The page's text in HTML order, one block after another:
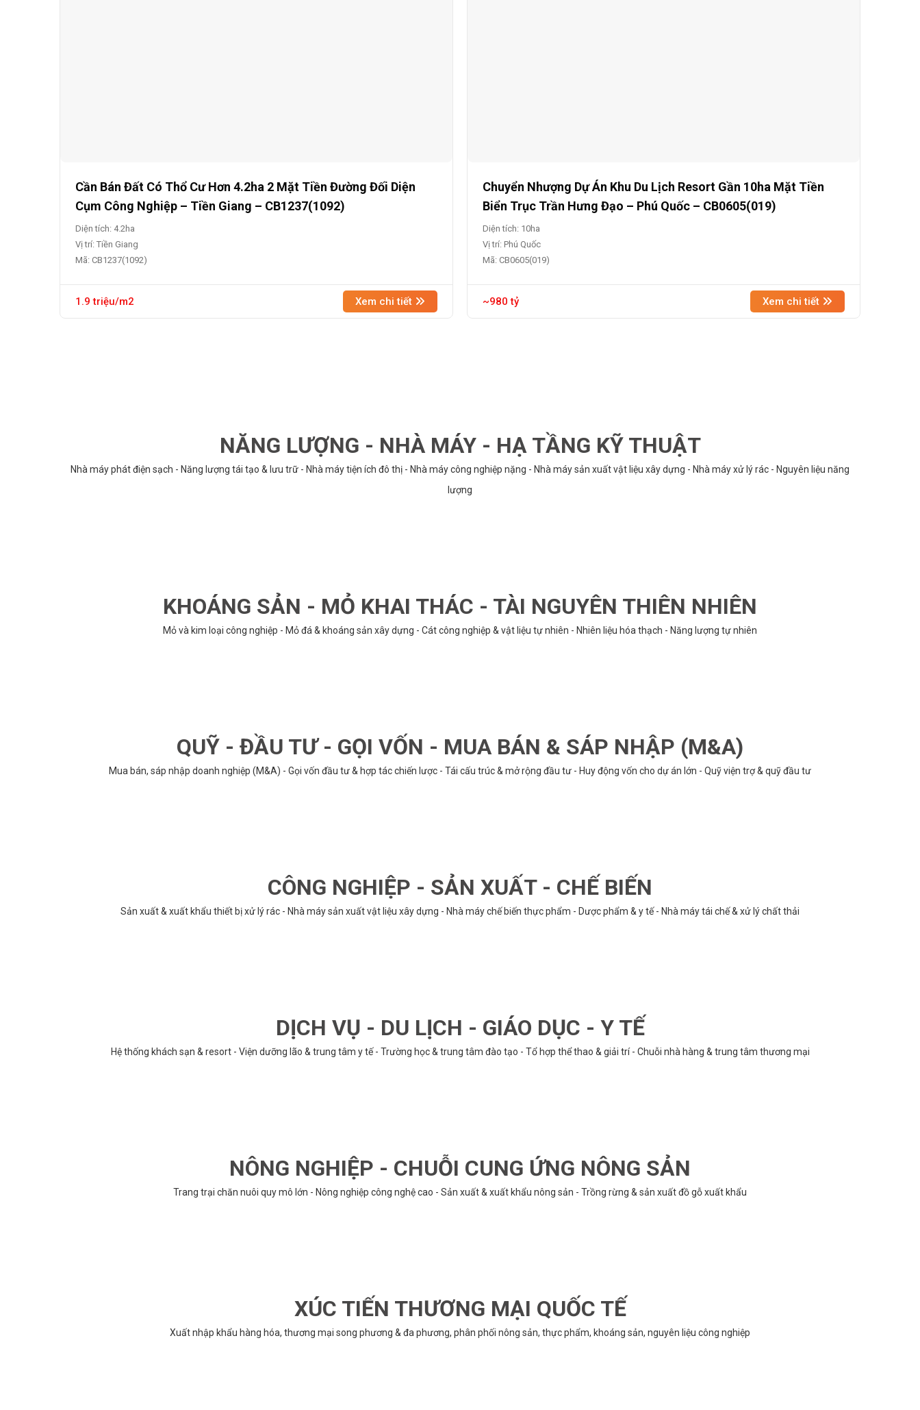
Cần Bán Đất Có Thổ Cư Hơn 4.2ha 2 Mặt Tiền Đường Đối Diện
Cụm Công Nghiệp – Tiền Giang – CB1237(1092)
Diện tích: 4.2ha
Vị trí: Tiền Giang
Mã: CB1237(1092)
1.9 triệu/m2 Xem chi tiết
Chuyển Nhượng Dự Án Khu Du Lịch Resort Gần 10ha Mặt Tiền
Biển Trục Trần Hưng Đạo – Phú Quốc – CB0605(019)
Diện tích: 10ha
Vị trí: Phú Quốc
Mã: CB0605(019)
~980 tỷ Xem chi tiết
NĂNG LƯỢNG - NHÀ MÁY - HẠ TẦNG KỸ THUẬT
Nhà máy phát điện sạch - Năng lượng tái tạo & lưu trữ - Nhà máy tiện ích đô thị - Nhà máy công nghiệp nặng - Nhà máy sản xuất vật liệu xây dựng - Nhà máy xử lý rác - Nguyên liệu năng
lượng
KHOÁNG SẢN - MỎ KHAI THÁC - TÀI NGUYÊN THIÊN NHIÊN
Mỏ và kim loại công nghiệp - Mỏ đá & khoáng sản xây dựng - Cát công nghiệp & vật liệu tự nhiên - Nhiên liệu hóa thạch - Năng lượng tự nhiên
QUỸ - ĐẦU TƯ - GỌI VỐN - MUA BÁN & SÁP NHẬP (M&A)
Mua bán, sáp nhập doanh nghiệp (M&A) - Gọi vốn đầu tư & hợp tác chiến lược - Tái cấu trúc & mở rộng đầu tư - Huy động vốn cho dự án lớn - Quỹ viện trợ & quỹ đầu tư
CÔNG NGHIỆP - SẢN XUẤT - CHẾ BIẾN
Sản xuất & xuất khẩu thiết bị xử lý rác - Nhà máy sản xuất vật liệu xây dựng - Nhà máy chế biến thực phẩm - Dược phẩm & y tế - Nhà máy tái chế & xử lý chất thải
DỊCH VỤ - DU LỊCH - GIÁO DỤC - Y TẾ
Hệ thống khách sạn & resort - Viện dưỡng lão & trung tâm y tế - Trường học & trung tâm đào tạo - Tổ hợp thể thao & giải trí - Chuỗi nhà hàng & trung tâm thương mại
NÔNG NGHIỆP - CHUỖI CUNG ỨNG NÔNG SẢN
Trang trại chăn nuôi quy mô lớn - Nông nghiệp công nghệ cao - Sản xuất & xuất khẩu nông sản - Trồng rừng & sản xuất đồ gỗ xuất khẩu
XÚC TIẾN THƯƠNG MẠI QUỐC TẾ
Xuất nhập khẩu hàng hóa, thương mại song phương & đa phương, phân phối nông sản, thực phẩm, khoáng sản, nguyên liệu công nghiệp